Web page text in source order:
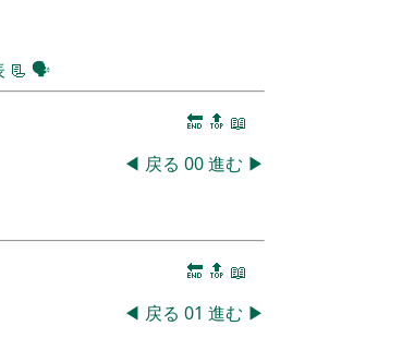
📃 🗣️
🔚 🔝 📖
◀ 戻る 00進む ▶
🔚 🔝 📖
◀ 戻る 01 進む ▶